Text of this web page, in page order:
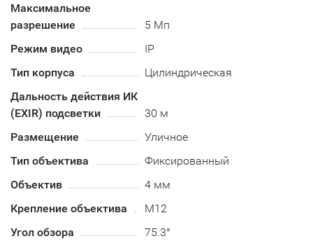
Максимальное
разрешение
5 Мп
Режим видео
IP
Тип корпуса
Цилиндрическая
Дальность действия ИК
(EXIR) подсветки
30 м
Размещение
Уличное
Тип объектива
Фиксированный
Объектив
4 мм
Крепление объектива
М12
Угол обзора
75.3°